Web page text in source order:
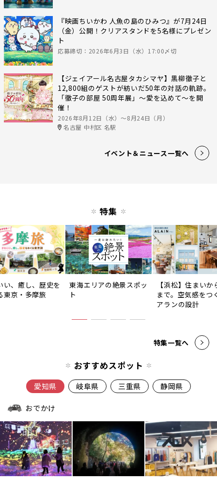
『映画ちいかわ 人魚の島のひみつ』が7月24日
（金）公開！クリアスタンドを5名様にプレゼン
ト
応募締切：2026年6月3日（水）17:00〆切
【ジェイアール名古屋タカシマヤ】黒柳徹子と
12,800組のゲストが紡いだ50年の対話の軌跡。
「徹子の部屋 50周年展」～愛を込めて～を開
催！
2026年8月12日（水）〜8月24日（月）
名古屋 中村区 名駅
イベント＆ニュース一覧へ
特集
い、癒し、歴史を
東京・多摩旅
東海エリアの絶景スポッ
ト
【浜松】住まいか
まで。空気感をつ
アランの設計
特集一覧へ
おすすめスポット
愛知県 岐阜県 三重県 静岡県
おでかけ